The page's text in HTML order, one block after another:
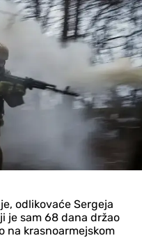
odlikovaće Sergeja
je sam 68 dana držao
na krasnoarmejskom